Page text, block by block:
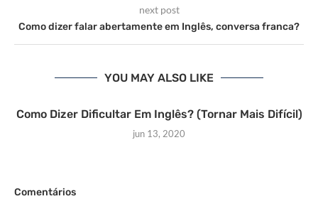
next post
Como dizer falar abertamente em Inglês, conversa franca?
YOU MAY ALSO LIKE
Como Dizer Dificultar Em Inglês? (Tornar Mais Difícil)
jun 13, 2020
Comentários